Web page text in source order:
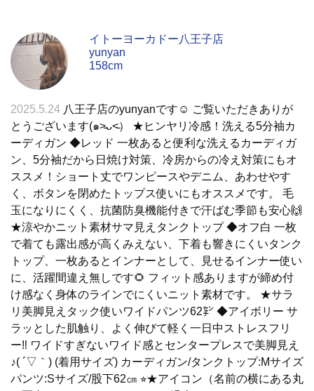
イトーヨーカドー八王子店
yunyan
158cm
2025.5.24 八王子店のyunyanです☺︎ ご覧いただきありが
とうございます(๑˃̵ᴗ˂̵） ★ヒンヤリ冷感！洗える5分袖カ
ーディガン ◆レッド 一枚あると便利な洗えるカーディガ
ン、5分袖だから日焼け対策、冷房からの冷え対策にもオ
ススメ！ショート丈でワンピースやデニム、あわせやす
く、ボタンを閉めたトップス使いにもオススメです。 毛
玉になりにくく、抗菌防臭機能付きで汗ばむ季節も安心🙌
★涼やかニット素材サマ見えタンクトップ ◆オフ白 一枚
で着ても露出感が高くみえない、下着も響きにくいタンク
トップ、一枚あるとインナーとして、見せるインナー使い
に、活躍間違え無しです🌻 フィット感ありますが締め付
け感なく身体のラインでにくいニット素材です。 ★サラ
リ美脚見えタック使いワイドパンツ62㌢ ◆アイボリー サ
ラッとした肌触り、よく伸びて軽く一日中ストレスフリ
ー‼️ ワイドすぎないワイド感とセンタープレスで美脚見え
♪( ´▽｀) (着用サイズ) カーディガン/タンクトップ:Mサイズ
パンツ:Sサイズ/股下62㎝ ⭐︎★アイコン（名前の横にある丸